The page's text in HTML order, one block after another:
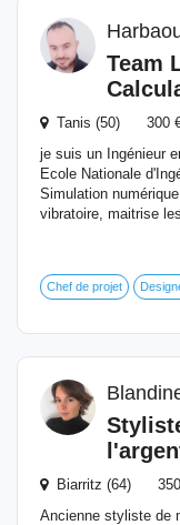
Team
Tanis (50) 300
je suis un Ingénieur
Ecole Nationale
Simulation
vibratoire, maitrise
Chef de projet
Biarritz (64)
Ancienne styliste de